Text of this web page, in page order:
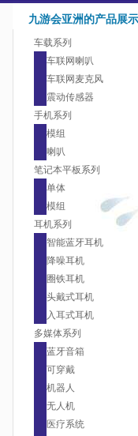
九游会亚洲的产品展示
车载系列
车联网喇叭
车联网麦克风
震动传感器
手机系列
模组
喇叭
笔记本平板系列
单体
模组
耳机系列
智能蓝牙耳机
降噪耳机
圈铁耳机
头戴式耳机
入耳式耳机
多媒体系列
蓝牙音箱
可穿戴
机器人
无人机
医疗系统